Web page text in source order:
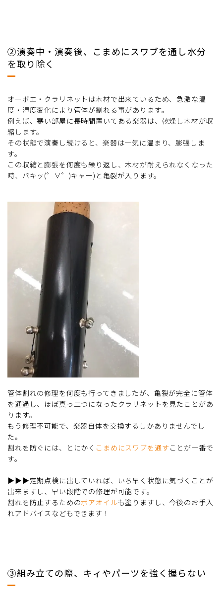
②演奏中・演奏後、こまめにスワブを通し水分
を取り除く
オーボエ・クラリネットは木材で出来ているため、急激な温
度・湿度変化により管体が割れる事があります。
例えば、寒い部屋に長時間置いてある楽器は、乾燥し木材が収
縮します。
その状態で演奏し続けると、楽器は一気に温まり、膨張しま
す。
この収縮と膨張を何度も繰り返し、木材が耐えられなくなった
時、パキッ(゜∀゜)キャー)と亀裂が入ります。
管体割れの修理を何度も行ってきましたが、亀裂が完全に管体
を通過し、ほぼ真っ二つになったクラリネットを見たことがあ
ります。
もう修理不可能で、楽器自体を交換するしかありませんでし
た。
割れを防ぐには、とにかく こまめにスワブを通すことが一番で
す。
▶▶▶定期点検に出していれば、いち早く状態に気づくことが
出来ますし、早い段階での修理が可能です。
割れを防止するためのボアオイルも塗りますし、今後のお手入
れアドバイスなどもできます！
③組み立ての際、キィやパーツを強く握らない